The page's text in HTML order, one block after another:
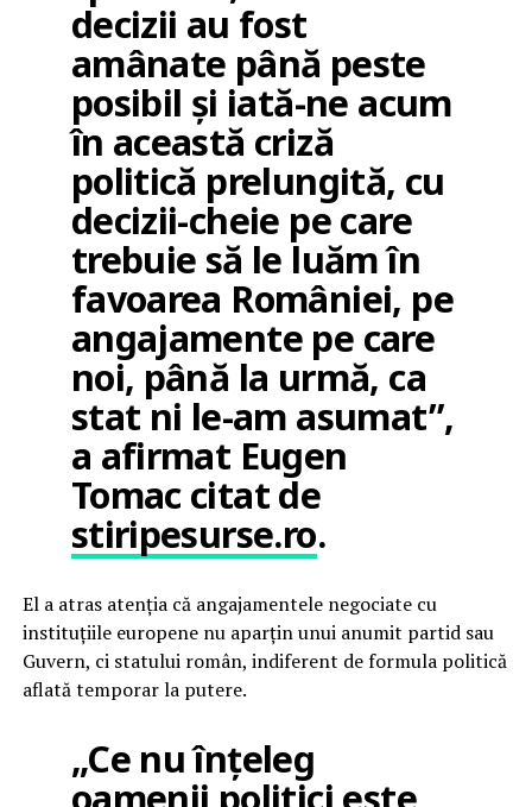
decizii au fost
amânate până peste
posibil și iată-ne acum
în această criză
politică prelungită, cu
decizii-cheie pe care
trebuie să le luăm în
favoarea României, pe
angajamente pe care
noi, până la urmă, ca
stat ni le-am asumat”,
a afirmat Eugen
Tomac citat de
stiripesurse.ro.
El a atras atenția că angajamentele negociate cu
instituțiile europene nu aparțin unui anumit partid sau
Guvern, ci statului român, indiferent de formula politică
aflată temporar la putere.
„Ce nu înțeleg